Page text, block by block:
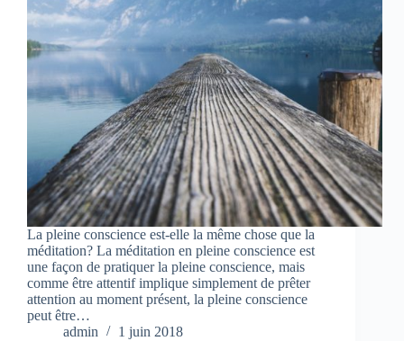
La pleine conscience est-elle la même chose que la
méditation? La méditation en pleine conscience est
une façon de pratiquer la pleine conscience, mais
comme être attentif implique simplement de prêter
attention au moment présent, la pleine conscience
peut être…
admin
1 juin 2018